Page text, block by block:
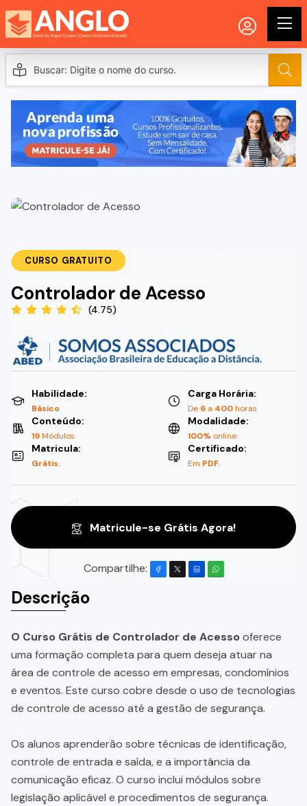
CURSO GRATUITO
Controlador de Acesso
(4.75)
Habilidade:
Básico
Carga Horária:
De 6 a 400horas
Conteúdo:
19Módulos
Modalidade:
100% online.
Matricula:
Grátis.
Certificado:
Em PDF.
Matricule-se Grátis Agora!
Compartilhe:
Descrição
O Curso Grátis de Controlador de Acessooferece
uma formação completa para quem deseja atuar na
área de controle de acesso em empresas, condomínios
e eventos. Este curso cobre desde o uso de tecnologias
de controle de acesso até a gestão de segurança.
Os alunos aprenderão sobre técnicas de identificação,
controle de entrada e saída, e a importância da
comunicação eficaz. O curso inclui módulos sobre
legislação aplicável e procedimentos de segurança.